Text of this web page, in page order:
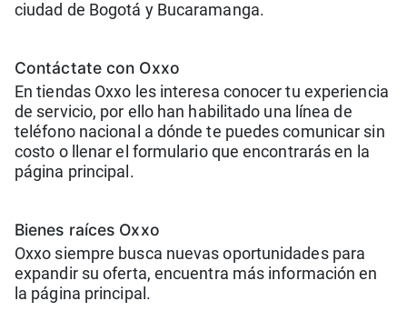
ciudad de Bogotá y Bucaramanga.
Contáctate con Oxxo
En tiendas Oxxo les interesa conocer tu experiencia
de servicio, por ello han habilitado una línea de
teléfono nacional a dónde te puedes comunicar sin
costo o llenar el formulario que encontrarás en la
página principal.
Bienes raíces Oxxo
Oxxo siempre busca nuevas oportunidades para
expandir su oferta, encuentra más información en
la página principal.